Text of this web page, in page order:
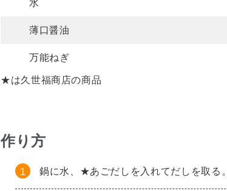
水
薄口醤油
万能ねぎ
★は久世福商店の商品
作り方
鍋に水、★あごだしを入れてだしを取る。